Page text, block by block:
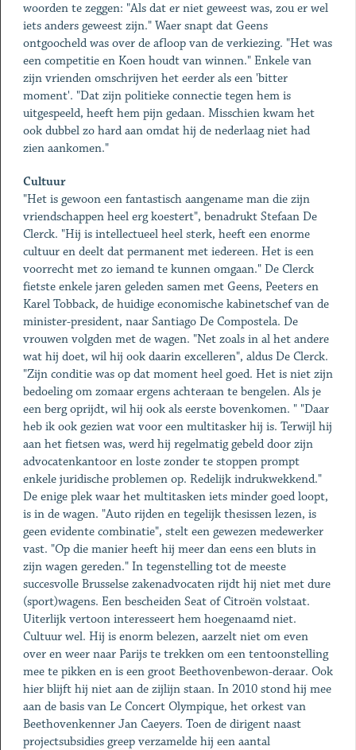
woorden te zeggen: "Als dat er niet geweest was, zou er wel
iets anders geweest zijn." Waer snapt dat Geens
ontgoocheld was over de afloop van de verkiezing. "Het was
een competitie en Koen houdt van winnen." Enkele van
zijn vrienden omschrijven het eerder als een 'bitter
moment'. "Dat zijn politieke connectie tegen hem is
uitgespeeld, heeft hem pijn gedaan. Misschien kwam het
ook dubbel zo hard aan omdat hij de nederlaag niet had
zien aankomen."
Cultuur
"Het is gewoon een fantastisch aangename man die zijn
vriendschappen heel erg koestert", benadrukt Stefaan De
Clerck. "Hij is intellectueel heel sterk, heeft een enorme
cultuur en deelt dat permanent met iedereen. Het is een
voorrecht met zo iemand te kunnen omgaan." De Clerck
fietste enkele jaren geleden samen met Geens, Peeters en
Karel Tobback, de huidige economische kabinetschef van de
minister-president, naar Santiago De Compostela. De
vrouwen volgden met de wagen. "Net zoals in al het andere
wat hij doet, wil hij ook daarin excelleren", aldus De Clerck.
"Zijn conditie was op dat moment heel goed. Het is niet zijn
bedoeling om zomaar ergens achteraan te bengelen. Als je
een berg oprijdt, wil hij ook als eerste bovenkomen. " "Daar
heb ik ook gezien wat voor een multitasker hij is. Terwijl hij
aan het fietsen was, werd hij regelmatig gebeld door zijn
advocatenkantoor en loste zonder te stoppen prompt
enkele juridische problemen op. Redelijk indrukwekkend."
De enige plek waar het multitasken iets minder goed loopt,
is in de wagen. "Auto rijden en tegelijk thesissen lezen, is
geen evidente combinatie", stelt een gewezen medewerker
vast. "Op die manier heeft hij meer dan eens een bluts in
zijn wagen gereden." In tegenstelling tot de meeste
succesvolle Brusselse zakenadvocaten rijdt hij niet met dure
(sport)wagens. Een bescheiden Seat of Citroën volstaat.
Uiterlijk vertoon interesseert hem hoegenaamd niet.
Cultuur wel. Hij is enorm belezen, aarzelt niet om even
over en weer naar Parijs te trekken om een tentoonstelling
mee te pikken en is een groot Beethovenbewon-deraar. Ook
hier blijft hij niet aan de zijlijn staan. In 2010 stond hij mee
aan de basis van Le Concert Olympique, het orkest van
Beethovenkenner Jan Caeyers. Toen de dirigent naast
projectsubsidies greep verzamelde hij een aantal